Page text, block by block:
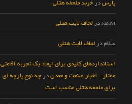
پارس در خرید ملحفه هتلی
razavi در لحاف لایت هتلی
سلام در لحاف لایت هتلی
استانداردهای کلیدی برای ایجاد یک تجربه اقامتی
ممتاز – اخبار صنعت و معدن در چه نوع پارچه ای
برای ملحفه هتلی مناسب است